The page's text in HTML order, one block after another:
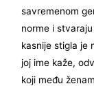
savremenom
norme i
kasnije stigla je
joj ime kaže,
koji među